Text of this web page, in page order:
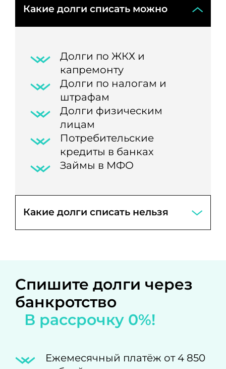
Какие долги списать можно
Долги по ЖКХ и
капремонту
Долги по налогам и
штрафам
Долги физическим
лицам
Потребительские
кредиты в банках
Займы в МФО
Какие долги списать нельзя
Спишите долги через
банкротство
В рассрочку 0%!
Ежемесячный платёж от 4 850